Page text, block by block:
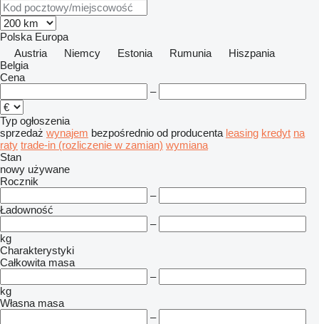
Polska Europa
Austria
Niemcy Estonia Rumunia
Hiszpania
Belgia
Cena
–
Typ ogłoszenia
sprzedaż wynajem bezpośrednio od producenta leasing kredyt na
raty trade-in (rozliczenie w zamian) wymiana
Stan
nowy używane
Rocznik
–
Ładowność
–
kg
Charakterystyki
Całkowita masa
–
kg
Własna masa
–